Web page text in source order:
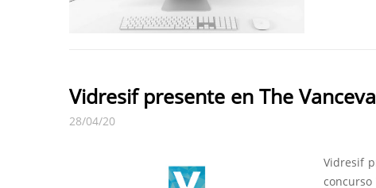
Vidresif presente en The
28/04/20
Vidresif